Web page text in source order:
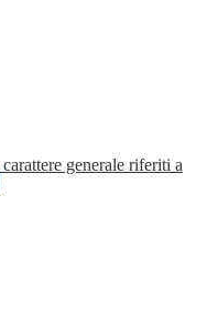
generale riferiti a